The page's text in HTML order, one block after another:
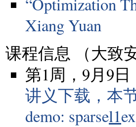
Xiang Yuan
课程信息 （大致
第1周，9月9
讲义下载，本
demo: sparsel1